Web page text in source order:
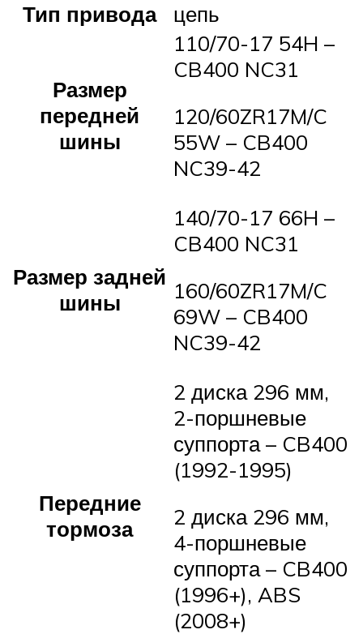
Тип привода
цепь
Размер
передней
шины
110/70-17 54H –
CB400 NC31
120/60ZR17M/C
55W – CB400
NC39-42
Размер задней
шины
140/70-17 66H –
CB400 NC31
160/60ZR17M/C
69W – CB400
NC39-42
Передние
тормоза
2 диска 296 мм,
2-поршневые
суппорта – CB400
(1992-1995)
2 диска 296 мм,
4-поршневые
суппорта – CB400
(1996+), ABS
(2008+)